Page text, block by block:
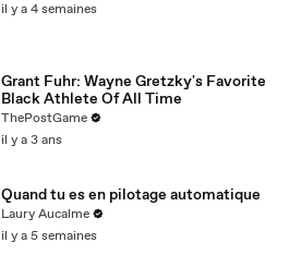
il y a 4 semaines
Grant Fuhr: Wayne Gretzky's Favorite
Black Athlete Of All Time
ThePostGame
il y a 3 ans
Quand tu es en pilotage automatique
Laury Aucalme
il y a 5 semaines